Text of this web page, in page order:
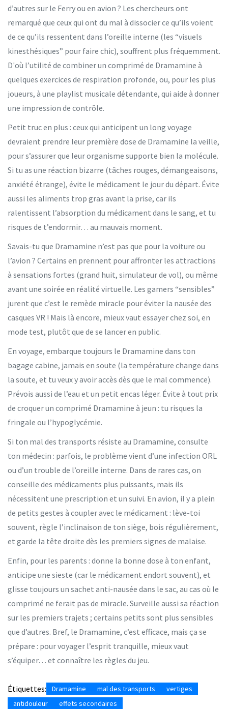
d’autres sur le Ferry ou en avion ? Les chercheurs ont
remarqué que ceux qui ont du mal à dissocier ce qu’ils voient
de ce qu’ils ressentent dans l’oreille interne (les “visuels
kinesthésiques” pour faire chic), souffrent plus fréquemment.
D'où l’utilité de combiner un comprimé de Dramamine à
quelques exercices de respiration profonde, ou, pour les plus
joueurs, à une playlist musicale détendante, qui aide à donner
une impression de contrôle.
Petit truc en plus : ceux qui anticipent un long voyage
devraient prendre leur première dose de Dramamine la veille,
pour s’assurer que leur organisme supporte bien la molécule.
Si tu as une réaction bizarre (tâches rouges, démangeaisons,
anxiété étrange), évite le médicament le jour du départ. Évite
aussi les aliments trop gras avant la prise, car ils
ralentissent l’absorption du médicament dans le sang, et tu
risques de t’endormir… au mauvais moment.
Savais-tu que Dramamine n’est pas que pour la voiture ou
l’avion ? Certains en prennent pour affronter les attractions
à sensations fortes (grand huit, simulateur de vol), ou même
avant une soirée en réalité virtuelle. Les gamers “sensibles”
jurent que c’est le remède miracle pour éviter la nausée des
casques VR ! Mais là encore, mieux vaut essayer chez soi, en
mode test, plutôt que de se lancer en public.
En voyage, embarque toujours le Dramamine dans ton
bagage cabine, jamais en soute (la température change dans
la soute, et tu veux y avoir accès dès que le mal commence).
Prévois aussi de l’eau et un petit encas léger. Évite à tout prix
de croquer un comprimé Dramamine à jeun : tu risques la
fringale ou l’hypoglycémie.
Si ton mal des transports résiste au Dramamine, consulte
ton médecin : parfois, le problème vient d’une infection ORL
ou d’un trouble de l’oreille interne. Dans de rares cas, on
conseille des médicaments plus puissants, mais ils
nécessitent une prescription et un suivi. En avion, il y a plein
de petits gestes à coupler avec le médicament : lève-toi
souvent, règle l’inclinaison de ton siège, bois régulièrement,
et garde la tête droite dès les premiers signes de malaise.
Enfin, pour les parents : donne la bonne dose à ton enfant,
anticipe une sieste (car le médicament endort souvent), et
glisse toujours un sachet anti-nausée dans le sac, au cas où le
comprimé ne ferait pas de miracle. Surveille aussi sa réaction
sur les premiers trajets ; certains petits sont plus sensibles
que d’autres. Bref, le Dramamine, c’est efficace, mais ça se
prépare : pour voyager l’esprit tranquille, mieux vaut
s’équiper… et connaître les règles du jeu.
Étiquettes: Dramamine mal des transports
vertiges
antidouleur
effets secondaires